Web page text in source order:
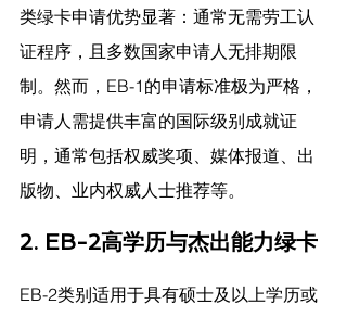
类绿卡申请优势显著：通常无需劳工认
证程序，且多数国家申请人无排期限
制。然而，EB-1的申请标准极为严格，
申请人需提供丰富的国际级别成就证
明，通常包括权威奖项、媒体报道、出
版物、业内权威人士推荐等。
2. EB-2高学历与杰出能力绿卡
EB-2类别适用于具有硕士及以上学历或